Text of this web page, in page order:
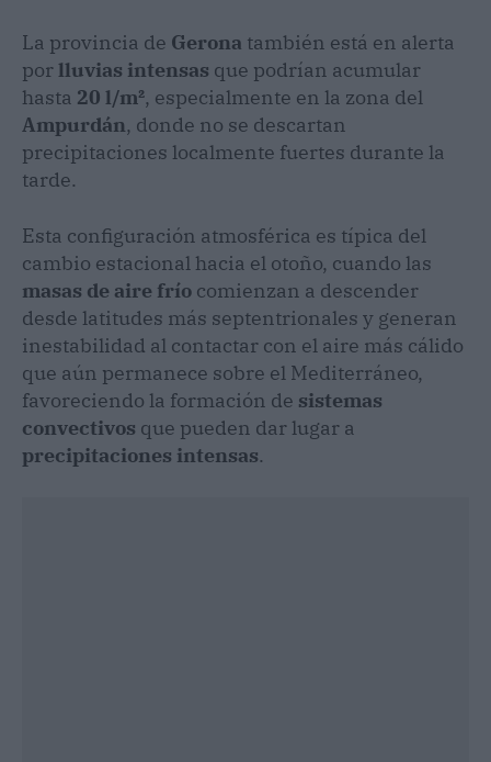
La provincia de Gerona también está en alerta
porlluvias intensas que podrían acumular
hasta 20 l/m², especialmente en la zona del
Ampurdán, donde no se descartan
precipitaciones localmente fuertes durante la
tarde.
Esta configuración atmosférica es típica del
cambio estacional hacia el otoño, cuando las
masas de aire frío comienzan a descender
desde latitudes más septentrionales y generan
inestabilidad al contactar con el aire más cálido
que aún permanece sobre el Mediterráneo,
favoreciendo la formación de sistemas
convectivos que pueden dar lugar a
precipitaciones intensas.